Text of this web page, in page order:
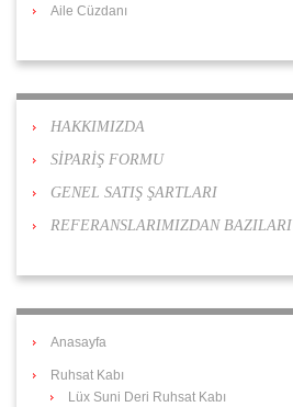
Aile Cüzdanı
HAKKIMIZDA
SİPARİŞ FORMU
GENEL SATIŞ ŞARTLARI
REFERANSLARIMIZDAN BAZILARI
Anasayfa
Ruhsat Kabı
Lüx Suni Deri Ruhsat Kabı